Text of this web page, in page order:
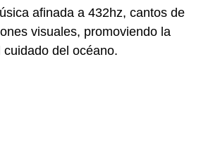
afinada a 432hz, cantos de
visuales, promoviendo la
del océano.